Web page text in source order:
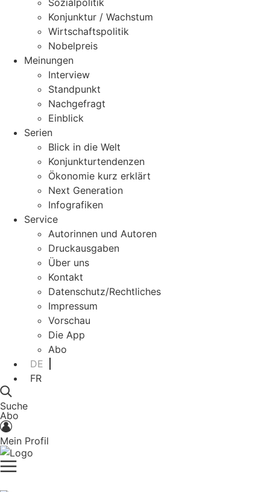
Sozialpolitik
Konjunktur / Wachstum
Wirtschaftspolitik
Nobelpreis
Meinungen
Interview
Standpunkt
Nachgefragt
Einblick
Serien
Blick in die Welt
Konjunkturtendenzen
Ökonomie kurz erklärt
Next Generation
Infografiken
Service
Autorinnen und Autoren
Druckausgaben
Über uns
Kontakt
Datenschutz/Rechtliches
Impressum
Vorschau
Die App
Abo
DE
FR
Suche
Abo
Mein Profil